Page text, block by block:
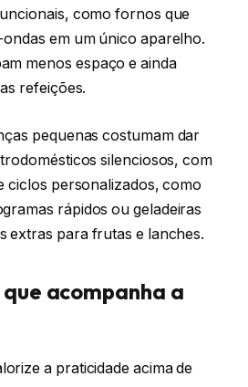
como fornos que
em um único aparelho.
menos espaço e ainda
refeições.
pequenas costumam dar
silenciosos, com
ciclos personalizados, como
rápidos ou geladeiras
extras para frutas e lanches.
acompanha a
a praticidade acima de